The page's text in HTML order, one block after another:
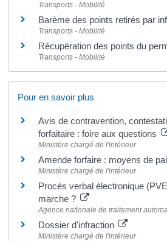
Transports - Mobilité
Barème des points retirés par
Transports - Mobilité
Récupération des points du
Transports - Mobilité
Pour en savoir plus
Avis de contravention,
forfaitaire : foire aux questions
Ministère chargé de l'intérieur
Amende forfaire : moyens de
Ministère chargé de l'intérieur
Procès verbal électronique
marche ?
Agence nationale de traitement
Dossier d'infraction
Ministère chargé de l'intérieur